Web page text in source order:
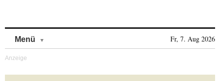
Menü Fr, 7. Aug 2026